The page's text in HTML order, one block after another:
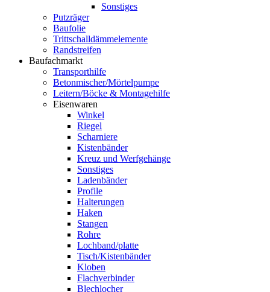
Sonstiges
Putzräger
Baufolie
Trittschalldämmelemente
Randstreifen
Baufachmarkt
Transporthilfe
Betonmischer/Mörtelpumpe
Leitern/Böcke & Montagehilfe
Eisenwaren
Winkel
Riegel
Scharniere
Kistenbänder
Kreuz und Werfgehänge
Sonstiges
Ladenbänder
Profile
Halterungen
Haken
Stangen
Rohre
Lochband/platte
Tisch/Kistenbänder
Kloben
Flachverbinder
Blechlocher